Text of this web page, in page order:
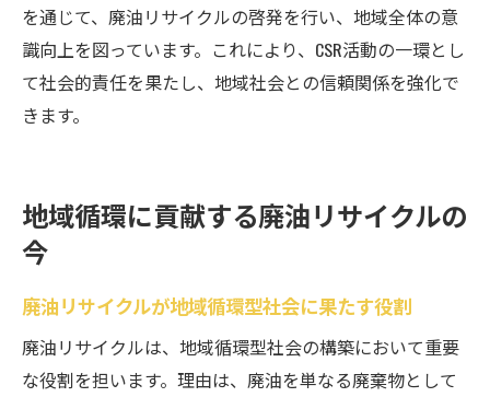
を通じて、廃油リサイクルの啓発を行い、地域全体の意
識向上を図っています。これにより、CSR活動の一環とし
て社会的責任を果たし、地域社会との信頼関係を強化で
きます。
地域循環に貢献する廃油リサイクルの
今
廃油リサイクルが地域循環型社会に果たす役割
廃油リサイクルは、地域循環型社会の構築において重要
な役割を担います。理由は、廃油を単なる廃棄物として